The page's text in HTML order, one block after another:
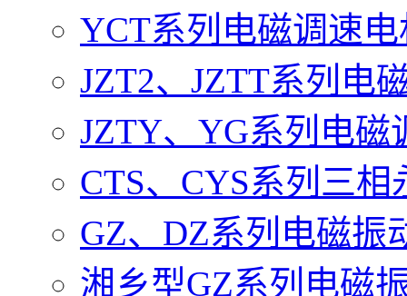
YCT系列电磁调速
JZT2、JZTT系列电
JZTY、YG系列电磁
CTS、CYS系列三
GZ、DZ系列电磁振
湘乡型GZ系列电磁